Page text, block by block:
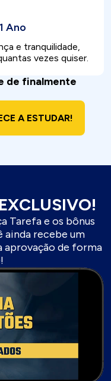
Ano
e tranquilidade,
vezes quiser.
de finalmente
A ESTUDAR!
Tarefa e os bônus
ainda recebe um
aprovação de forma